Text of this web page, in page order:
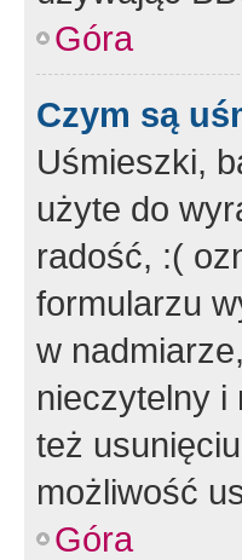
Góra
Czym są
Uśmieszki,
użyte do
radość, :(
formularzu
w
nieczytelny i
też
możliwość
Góra